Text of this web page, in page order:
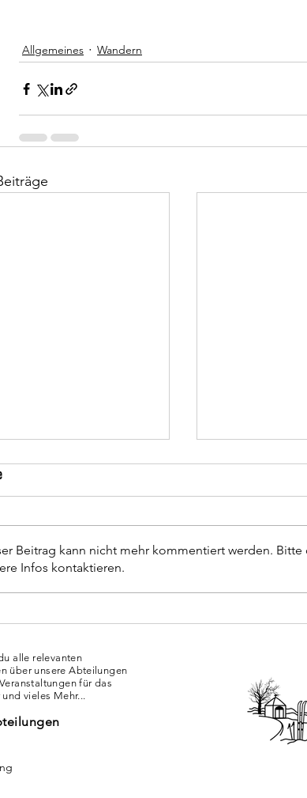
Allgemeines Wandern
im Schnee 2027
Wanderung
Wanderung
Ihr seid eingeladen
Beitrag kann nicht mehr kommentiert werden.
Infos kontaktieren.
alle relevanten
über unsere Abteilungen
für das
vieles Mehr...